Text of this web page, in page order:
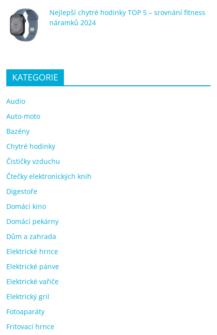
Nejlepší chytré hodinky TOP 5 – srovnání fitness
náramků 2024
KATEGORIE
Audio
Auto-moto
Bazény
Chytré hodinky
Čističky vzduchu
Čtečky elektronických knih
Digestoře
Domácí kino
Domácí pekárny
Dům a zahrada
Elektrické hrnce
Elektrické pánve
Elektrické vařiče
Elektrický gril
Fotoaparáty
Fritovací hrnce